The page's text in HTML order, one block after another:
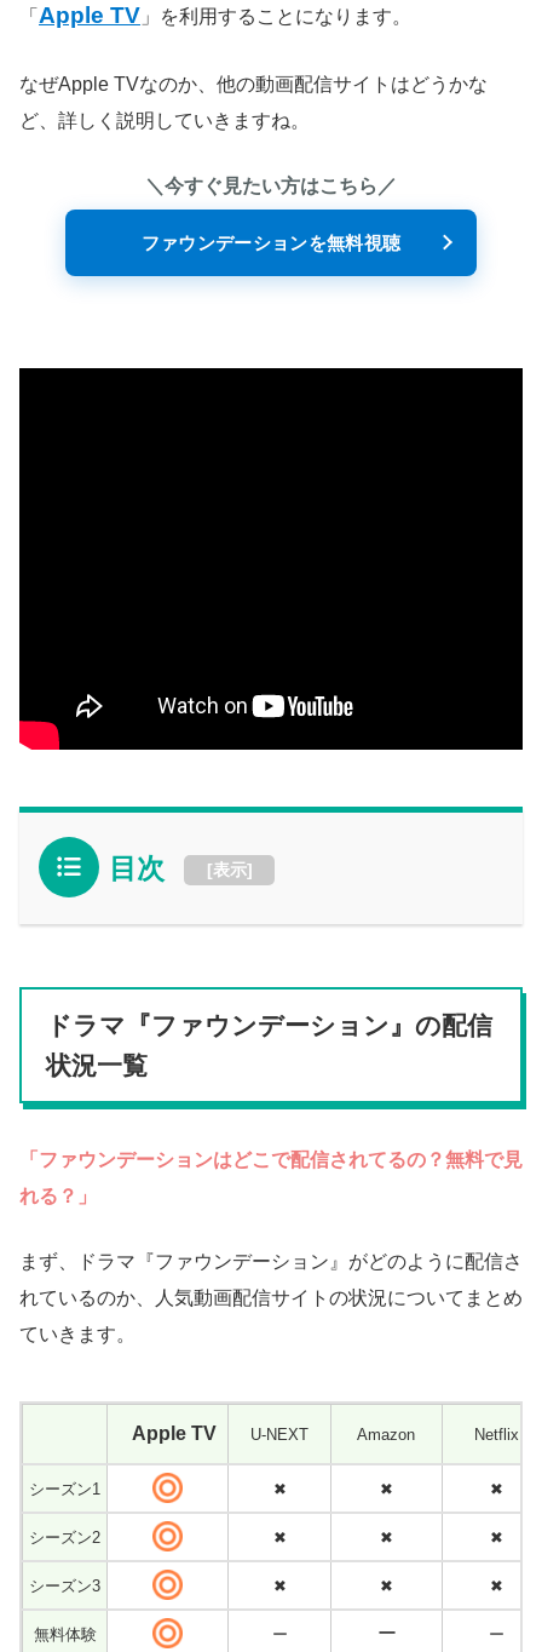
「 Apple TV 」を利用することになります。
なぜApple TVなのか、他の動画配信サイトはどうかな
ど、詳しく説明していきますね。
＼今すぐ見たい方はこちら／
ファウンデーションを無料視聴
目次 [表示]
ドラマ『ファウンデーション』の配信
状況一覧
「ファウンデーションはどこで配信されてるの？無料で見
れる？」
まず、ドラマ『ファウンデーション』がどのように配信さ
れているのか、人気動画配信サイトの状況についてまとめ
ていきます。
Apple TV U-NEXT Amazon
シーズン1 ✖ ✖ ✖
シーズン2 ✖ ✖ ✖
シーズン3 ✖ ✖ ✖
無料体験 ー ー ー